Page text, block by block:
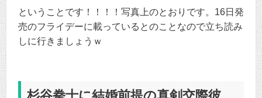
ということです！！！！写真上のとおりです。16日発
売のフライデーに載っているとのことなので立ち読み
しに行きましょうｗ